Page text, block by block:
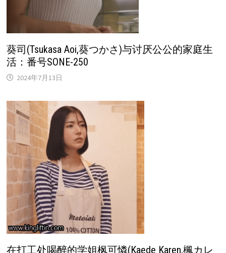
葵司(Tsukasa Aoi,葵つかさ)与讨厌公公的家庭生
活：番号SONE-250
2024年7月13日
在打工处喝醉的学姐枫可憐(Kaede Karen,楓カレ